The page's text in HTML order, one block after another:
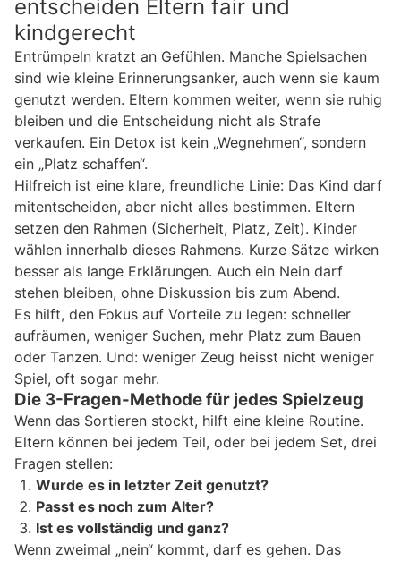
entscheiden Eltern fair und
kindgerecht
Entrümpeln kratzt an Gefühlen. Manche Spielsachen
sind wie kleine Erinnerungsanker, auch wenn sie kaum
genutzt werden. Eltern kommen weiter, wenn sie ruhig
bleiben und die Entscheidung nicht als Strafe
verkaufen. Ein Detox ist kein „Wegnehmen“, sondern
ein „Platz schaffen“.
Hilfreich ist eine klare, freundliche Linie: Das Kind darf
mitentscheiden, aber nicht alles bestimmen. Eltern
setzen den Rahmen (Sicherheit, Platz, Zeit). Kinder
wählen innerhalb dieses Rahmens. Kurze Sätze wirken
besser als lange Erklärungen. Auch ein Nein darf
stehen bleiben, ohne Diskussion bis zum Abend.
Es hilft, den Fokus auf Vorteile zu legen: schneller
aufräumen, weniger Suchen, mehr Platz zum Bauen
oder Tanzen. Und: weniger Zeug heisst nicht weniger
Spiel, oft sogar mehr.
Die 3-Fragen-Methode für jedes Spielzeug
Wenn das Sortieren stockt, hilft eine kleine Routine.
Eltern können bei jedem Teil, oder bei jedem Set, drei
Fragen stellen:
Wurde es in letzter Zeit genutzt?
Passt es noch zum Alter?
Ist es vollständig und ganz?
Wenn zweimal „nein“ kommt, darf es gehen. Das